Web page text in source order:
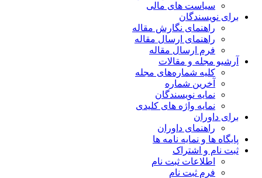
سیاست های مالی
برای نویسندگان
راهنمای نگارش مقاله
راهنمای ارسال مقاله
فرم ارسال مقاله
آرشیو مجله و مقالات
کلیه شماره‌های مجله
آخرین شماره
نمایه نویسندگان
نمایه واژه های کلیدی
برای داوران
راهنمای داوران
پایگاه ها و نمایه نامه ها
ثبت نام و اشتراک
اطلاعات ثبت نام
فرم ثبت نام